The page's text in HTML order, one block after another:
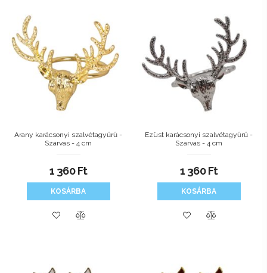
Arany karácsonyi szalvétagyűrű -
Szarvas - 4 cm
1 360Ft
KOSÁRBA
Ezüst karácsonyi szalvétagyűrű -
Szarvas - 4 cm
1 360Ft
KOSÁRBA